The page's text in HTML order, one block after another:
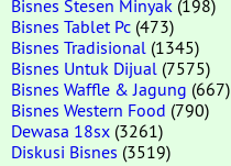
Bisnes Stesen Minyak (198)
Bisnes Tablet Pc (473)
Bisnes Tradisional (1345)
Bisnes Untuk Dijual (7575)
Bisnes Waffle & Jagung (667)
Bisnes Western Food (790)
Dewasa 18sx (3261)
Diskusi Bisnes (3519)